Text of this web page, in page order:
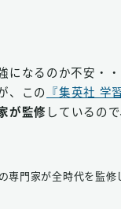
になるのか不安・
、この
『集英社 学
が監修 しているの
専門家が全時代を監修